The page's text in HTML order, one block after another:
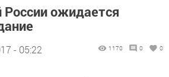
ожидается
- 05:22 1170 0 0